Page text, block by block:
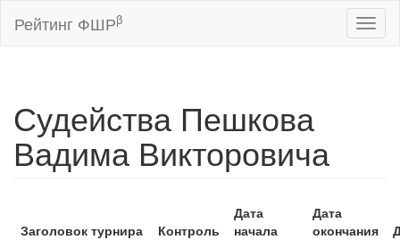
Рейтинг ФШРβ
Судейства Пешкова
Вадима Викторовича
Заголовок турнира Контроль
Дата
начала
Дата
окончания